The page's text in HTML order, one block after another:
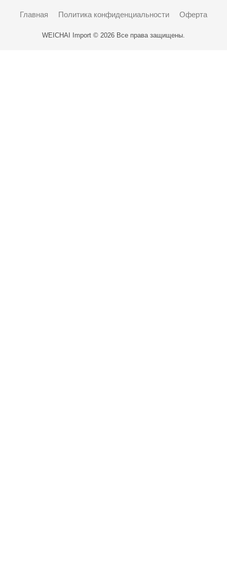
Главная Политика конфиденциальности Оферта
WEICHAI Import © 2026 Все права защищены.